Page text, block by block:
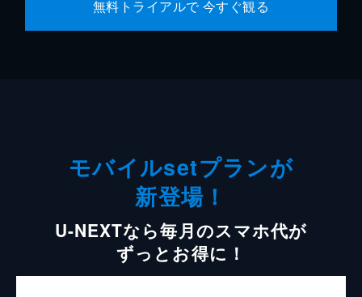
無料トライアルで 今すぐ観る
モバイルsetプランが
新登場！
U-NEXTなら毎月のスマホ代が
ずっとお得に！